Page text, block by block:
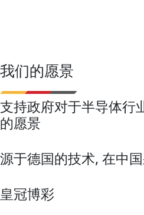
我们的愿景
支持政府对于半导体行
的愿景
源于德国的技术, 在中
皇冠博彩